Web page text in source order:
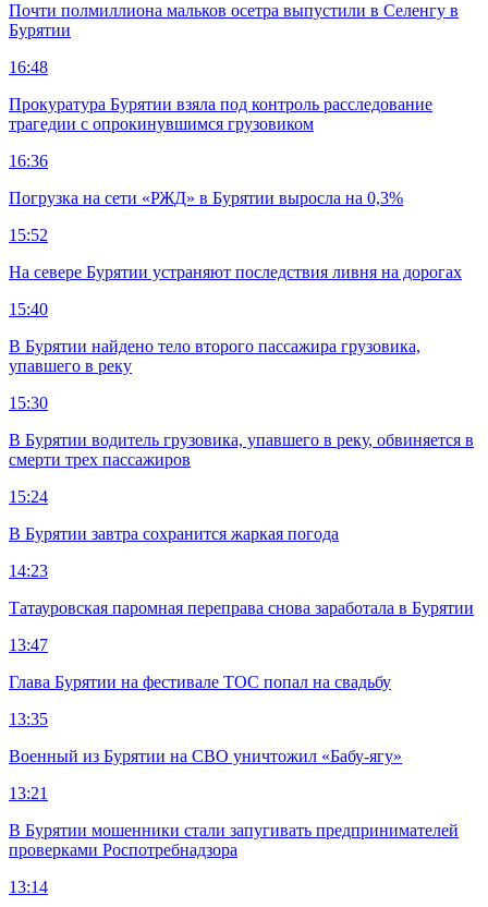
Почти полмиллиона мальков осетра выпустили в Селенгу в
Бурятии
16:48
Прокуратура Бурятии взяла под контроль расследование
трагедии с опрокинувшимся грузовиком
16:36
Погрузка на сети «РЖД» в Бурятии выросла на 0,3%
15:52
На севере Бурятии устраняют последствия ливня на дорогах
15:40
В Бурятии найдено тело второго пассажира грузовика,
упавшего в реку
15:30
В Бурятии водитель грузовика, упавшего в реку, обвиняется в
смерти трех пассажиров
15:24
В Бурятии завтра сохранится жаркая погода
14:23
Татауровская паромная переправа снова заработала в Бурятии
13:47
Глава Бурятии на фестивале ТОС попал на свадьбу
13:35
Военный из Бурятии на СВО уничтожил «Бабу-ягу»
13:21
В Бурятии мошенники стали запугивать предпринимателей
проверками Роспотребнадзора
13:14